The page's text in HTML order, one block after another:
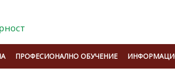
ПРОФЕСИОНАЛНО ОБУЧЕНИЕ